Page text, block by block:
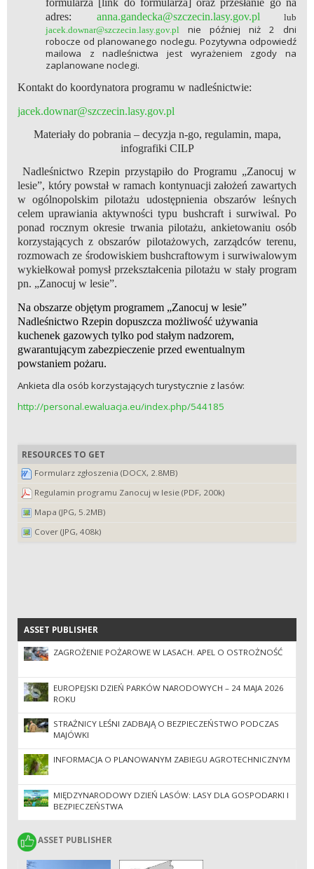
formularza [link do formularza] oraz przesłanie go na
adres: anna.gandecka@szczecin.lasy.gov.pllub
jacek.downar@szczecin.lasy.gov.pl nie później niż 2 dni
robocze od planowanego noclegu. Pozytywna odpowiedź
mailowa z nadleśnictwa jest wyrażeniem zgody na
zaplanowane noclegi.
Kontakt do koordynatora programu w nadleśnictwie:
jacek.downar@szczecin.lasy.gov.pl
Materiały do pobrania – decyzja n-go, regulamin, mapa,
infografiki CILP
Nadleśnictwo Rzepin przystąpiło do Programu „Zanocuj w
lesie”, który powstał w ramach kontynuacji założeń zawartych
w ogólnopolskim pilotażu udostępnienia obszarów leśnych
celem uprawiania aktywności typu bushcraft i surwiwal. Po
ponad rocznym okresie trwania pilotażu, ankietowaniu osób
korzystających z obszarów pilotażowych, zarządców terenu,
rozmowach ze środowiskiem bushcraftowym i surwiwalowym
wykiełkował pomysł przekształcenia pilotażu w stały program
pn. „Zanocuj w lesie”.
Na obszarze objętym programem „Zanocuj w lesie”
Nadleśnictwo Rzepin dopuszcza możliwość używania
kuchenek gazowych tylko pod stałym nadzorem,
gwarantującym zabezpieczenie przed ewentualnym
powstaniem pożaru.
Ankieta dla osób korzystających turystycznie z lasów:
http://personal.ewaluacja.eu/index.php/544185
RESOURCES TO GET
Formularz zgłoszenia (DOCX, 2.8MB)
Regulamin programu Zanocuj w lesie (PDF, 200k)
Mapa (JPG, 5.2MB)
Cover (JPG, 408k)
ASSET PUBLISHER
ASSET PUBLISHER
ZAGROŻENIE POŻAROWE W LASACH. APEL O OSTROŻNOŚĆ
EUROPEJSKI DZIEŃ PARKÓW NARODOWYCH – 24 MAJA 2026
ROKU
STRAŻNICY LEŚNI ZADBAJĄ O BEZPIECZEŃSTWO PODCZAS
MAJÓWKI
INFORMACJA O PLANOWANYM ZABIEGU AGROTECHNICZNYM
MIĘDZYNARODOWY DZIEŃ LASÓW: LASY DLA GOSPODARKI I
BEZPIECZEŃSTWA
ASSET PUBLISHER
ASSET PUBLISHER